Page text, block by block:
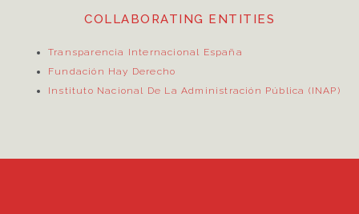
COLLABORATING ENTITIES
Transparencia Internacional España
Fundación Hay Derecho
Instituto Nacional De La Administración Pública (INAP)